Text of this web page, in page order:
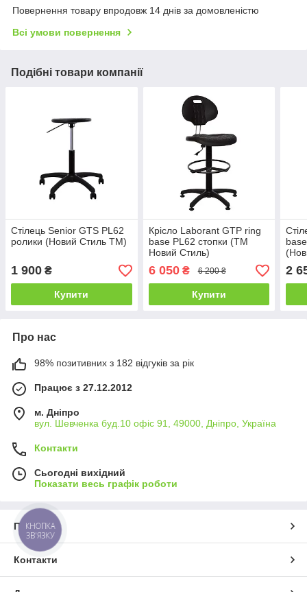
Повернення товару впродовж 14 днів за домовленістю
Всі умови повернення
Подібні товари компанії
Стілець Senior GTS PL62
ролики (Новий Стиль ТМ)
1 900 ₴
Купити
Крісло Laborant GTP ring
base PL62 стопки (ТМ
Новий Стиль)
6 050₴ 6 200 ₴
Купити
2
Про нас
98% позитивних з 182 відгуків за рік
Працює з 27.12.2012
м. Дніпро
вул. Шевченка буд.10 офіс 91, 49000, Дніпро, Україна
Контакти
Сьогодні вихідний
Показати весь графік роботи
Про нас
Контакти
КНОПКА
ЗВ'ЯЗКУ